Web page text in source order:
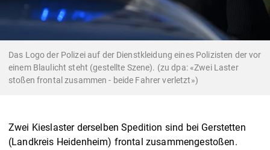
Das Logo der Polizei auf der Dienstkleidung eines Polizisten der vor
einem Blaulicht steht (gestellte Szene). (zu dpa: «Zwei Laster
stoßen frontal zusammen - beide Fahrer verletzt»)
Zwei Kieslaster derselben Spedition sind bei Gerstetten
(Landkreis Heidenheim) frontal zusammengestoßen.